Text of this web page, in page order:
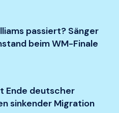
passiert? Sänger
beim WM-Finale
Ende deutscher
sinkender Migration